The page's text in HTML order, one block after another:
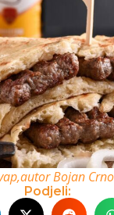
Bojan
Podjeli: